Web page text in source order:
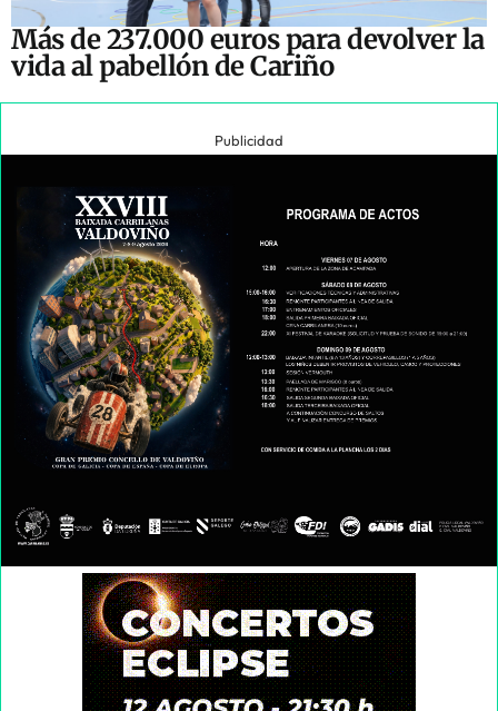
Más de 237.000 euros para devolver la
vida al pabellón de Cariño
Publicidad